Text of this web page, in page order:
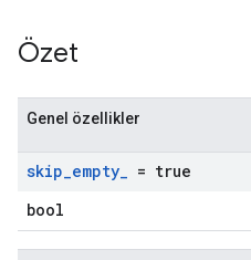
Özet
Genel özellikler
skip_empty_ = true
bool